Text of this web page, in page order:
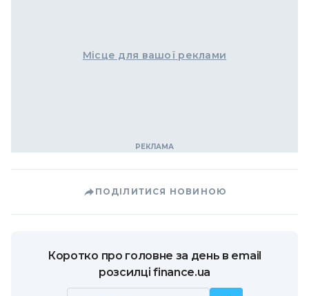
Місце для вашої реклами
ПОДІЛИТИСЯ НОВИНОЮ
Коротко про головне за день в email
розсилці finance.ua